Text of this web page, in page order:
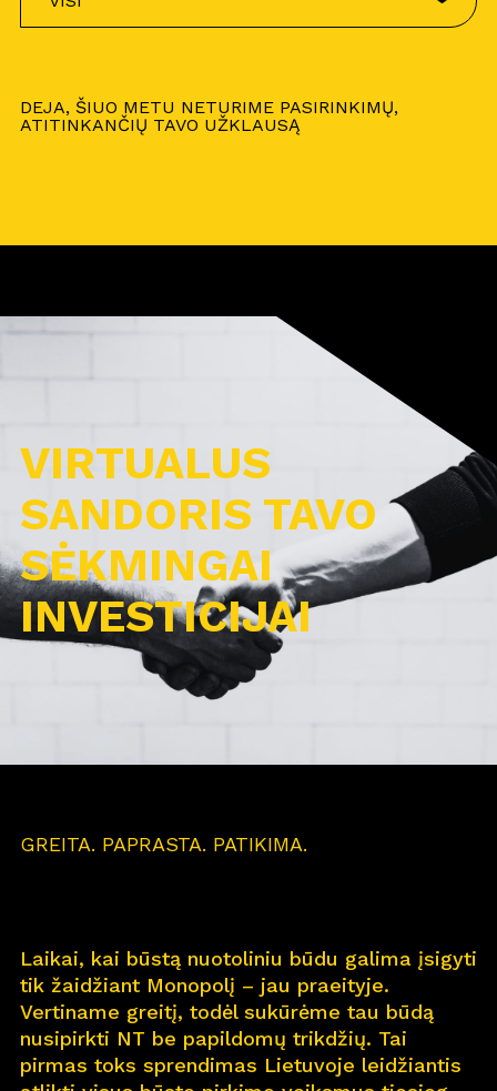
DEJA, ŠIUO METU NETURIME PASIRINKIMŲ,
ATITINKANČIŲ TAVO UŽKLAUSĄ
VIRTUALUS
SANDORIS TAVO
SĖKMINGAI
INVESTICIJAI
GREITA. PAPRASTA. PATIKIMA.
Laikai, kai būstą nuotoliniu būdu galima įsigyti
tik žaidžiant Monopolį – jau praeityje.
Vertiname greitį, todėl sukūrėme tau būdą
nusipirkti NT be papildomų trikdžių. Tai
pirmas toks sprendimas Lietuvoje leidžiantis